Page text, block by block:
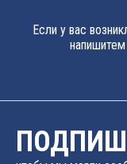
Если у вас